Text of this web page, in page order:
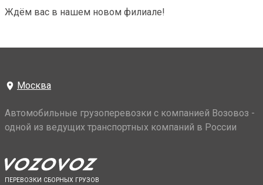
Ждём вас в нашем новом филиале!
Москва
Автомобильные грузоперевозки с компанией Возовоз -
одной из ведущих транспортных компаний в России
ПЕРЕВОЗКИ СБОРНЫХ ГРУЗОВ